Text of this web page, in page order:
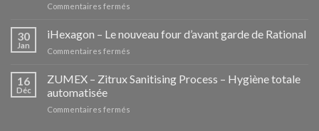
Commentaires fermés
Pozzettis:
la
des
30
Jan
iHexagon – Le nouveau four d’avant garde de Rational
Commentaires fermés
–
Le
16
Déc
ZUMEX – Zitrux Sanitising Process – Hygiène totale
automatisée
Commentaires fermés